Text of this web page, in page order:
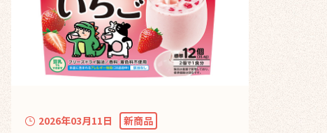
2026年03月11日 新商品